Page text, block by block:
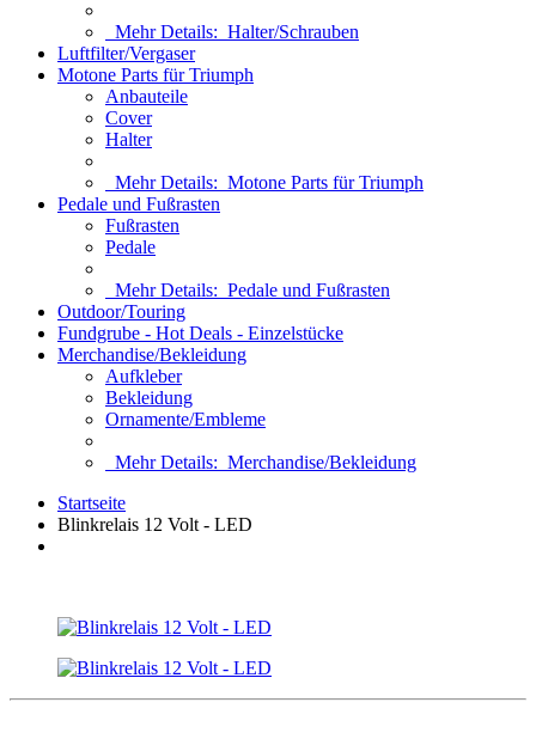
Mehr Details: Halter/Schrauben
Luftfilter/Vergaser
Motone Parts für Triumph
Anbauteile
Cover
Halter
Mehr Details: Motone Parts für Triumph
Pedale und Fußrasten
Fußrasten
Pedale
Mehr Details: Pedale und Fußrasten
Outdoor/Touring
Fundgrube - Hot Deals - Einzelstücke
Merchandise/Bekleidung
Aufkleber
Bekleidung
Ornamente/Embleme
Mehr Details: Merchandise/Bekleidung
Startseite
Blinkrelais 12 Volt - LED